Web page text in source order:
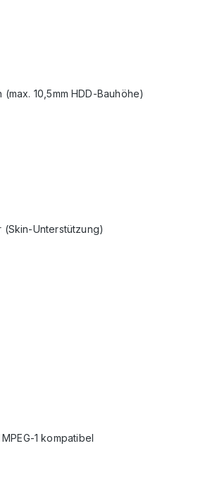
10,5mm HDD-Bauhöhe)
Unterstützung)
1 kompatibel